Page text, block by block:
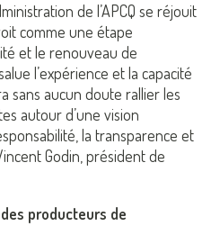
de l’APCQ se réjouit
comme une étape
et le renouveau de
l’expérience et la capacité
sans aucun doute rallier les
autour d’une vision
la transparence et
Godin, président de
producteurs de